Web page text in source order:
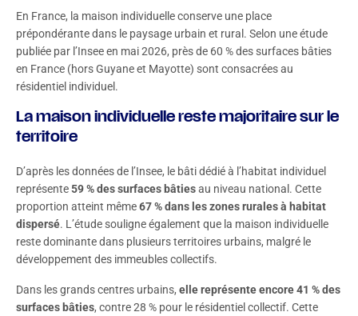
En France, la maison individuelle conserve une place
prépondérante dans le paysage urbain et rural. Selon une étude
publiée par l’Insee en mai 2026, près de 60 % des surfaces bâties
en France (hors Guyane et Mayotte) sont consacrées au
résidentiel individuel.
La maison individuelle reste majoritaire sur le
territoire
D’après les données de l’Insee, le bâti dédié à l’habitat individuel
représente59 % des surfaces bâtiesau niveau national. Cette
proportion atteint même67 % dans les zones rurales à habitat
dispersé. L’étude souligne également que la maison individuelle
reste dominante dans plusieurs territoires urbains, malgré le
développement des immeubles collectifs.
Dans les grands centres urbains, elle représente encore 41 % des
surfaces bâties, contre 28 % pour le résidentiel collectif. Cette